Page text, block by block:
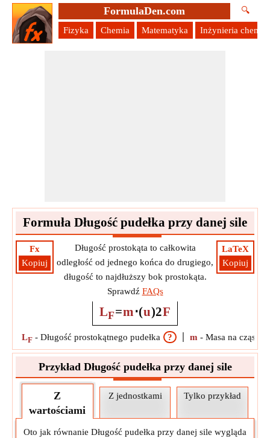
FormulaDen.com 🔍
Fizyka Chemia Matematyka Inżynieria
Formuła Długość pudełka przy danej sile
Fx
Kopiuj
LaTeX
Kopiuj
Długość prostokąta to całkowita
odległość od jednego końca do drugiego,
długość to najdłuższy bok prostokąta.
Sprawdź FAQs
LF=m⋅(u)2F
LF - Długość prostokątnego pudełka ? m - Masa na
Przykład Długość pudełka przy danej sile
Z
wartościami
Z jednostkami Tylko przykład
Oto jak równanie Długość pudełka przy danej sile wygląda